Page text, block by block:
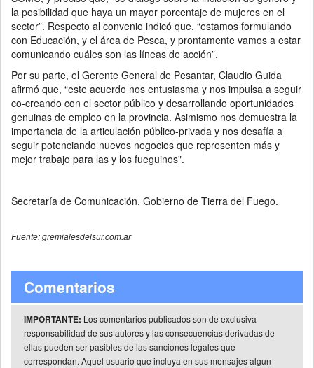
la posibilidad que haya un mayor porcentaje de mujeres en el
sector”. Respecto al convenio indicó que, “estamos formulando
con Educación, y el área de Pesca, y prontamente vamos a estar
comunicando cuáles son las líneas de acción”.
Por su parte, el Gerente General de Pesantar, Claudio Guida
afirmó que, “este acuerdo nos entusiasma y nos impulsa a seguir
co-creando con el sector público y desarrollando oportunidades
genuinas de empleo en la provincia. Asimismo nos demuestra la
importancia de la articulación público-privada y nos desafía a
seguir potenciando nuevos negocios que representen más y
mejor trabajo para las y los fueguinos".
Secretaría de Comunicación. Gobierno de Tierra del Fuego.
Fuente: gremialesdelsur.com.ar
Comentarios
IMPORTANTE: Los comentarios publicados son de exclusiva
responsabilidad de sus autores y las consecuencias derivadas de
ellas pueden ser pasibles de las sanciones legales que
correspondan. Aquel usuario que incluya en sus mensajes algun